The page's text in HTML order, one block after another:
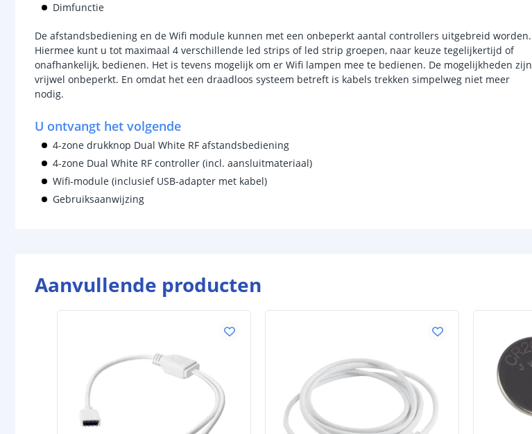
Dimfunctie
De afstandsbediening en de Wifi module kunnen met een onbeperkt aantal controllers uitgebreid worden.
Hiermee kunt u tot maximaal 4 verschillende led strips of led strip groepen, naar keuze tegelijkertijd of
onafhankelijk, bedienen. Het is tevens mogelijk om er Wifi lampen mee te bedienen. De mogelijkheden zijn
vrijwel onbeperkt. En omdat het een draadloos systeem betreft is kabels trekken simpelweg niet meer
nodig.
U ontvangt het volgende
4-zone drukknop Dual White RF afstandsbediening
4-zone Dual White RF controller (incl. aansluitmateriaal)
Wifi-module (inclusief USB-adapter met kabel)
Gebruiksaanwijzing
Aanvullende producten